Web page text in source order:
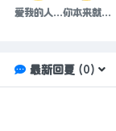
爱我的人你别哭 你本来就很美
最新回复(0)